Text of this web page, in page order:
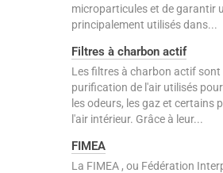
microparticules et de garantir
principalement utilisés dans...
Filtres à charbon actif
Les filtres à charbon actif
purification de l'air utilisés
les odeurs, les gaz et certains
l'air intérieur. Grâce à leur...
FIMEA
La FIMEA , ou Fédération